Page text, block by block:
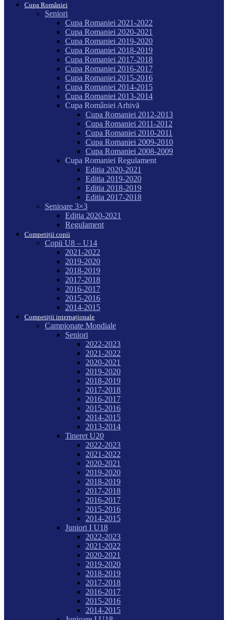
Cupa României
Seniori
Cupa Romaniei 2021-2022
Cupa Romaniei 2020-2021
Cupa Romaniei 2019-2020
Cupa Romaniei 2018-2019
Cupa Romaniei 2017-2018
Cupa Romaniei 2016-2017
Cupa Romaniei 2015-2016
Cupa Romaniei 2014-2015
Cupa Romaniei 2013-2014
Cupa României Arhivă
Cupa Romaniei 2012-2013
Cupa Romaniei 2011-2012
Cupa Romaniei 2010-2011
Cupa Romaniei 2009-2010
Cupa Romaniei 2008-2009
Cupa Romaniei Regulament
Editia 2020-2021
Editia 2019-2020
Editia 2018-2019
Editia 2017-2018
Senioare 3×3
Ediția 2020-2021
Regulament
Competiții copii
Copii U8 – U14
2021-2022
2019-2020
2018-2019
2017-2018
2016-2017
2015-2016
2014-2015
Competiții internaționale
Campionate Mondiale
Seniori
2022-2023
2021-2022
2020-2021
2019-2020
2018-2019
2017-2018
2016-2017
2015-2016
2014-2015
2013-2014
Tineret U20
2022-2023
2021-2022
2020-2021
2019-2020
2018-2019
2017-2018
2016-2017
2015-2016
2014-2015
Juniori I U18
2022-2023
2021-2022
2020-2021
2019-2020
2018-2019
2017-2018
2016-2017
2015-2016
2014-2015